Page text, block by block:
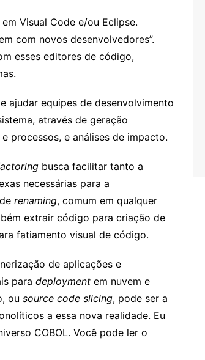
Visual Code e/ou Eclipse.
com novos desenvolvedores”.
esses editores de código,
ajudar equipes de desenvolvimento
através de geração
processos, e análises de impacto.
busca facilitar tanto a
necessárias para a
renaming, comum em qualquer
extrair código para criação de
fatiamento visual de código.
de aplicações e
para deployment em nuvem e
ou source code slicing, pode ser a
a essa nova realidade. Eu
COBOL. Você pode ler o